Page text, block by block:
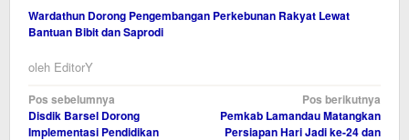
Wardathun Dorong Pengembangan Perkebunan Rakyat Lewat
Bantuan Bibit dan Saprodi
oleh EditorY
Navigasi
pos
Pos sebelumnya
Disdik Barsel Dorong
Implementasi Pendidikan
Pos berikutnya
Pemkab Lamandau Matangkan
Persiapan Hari Jadi ke-24 dan